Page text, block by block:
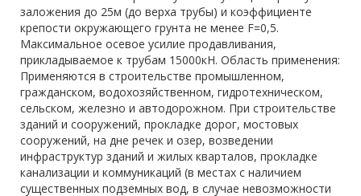
заложения до 25м (до верха трубы) и коэффициенте
крепости окружающего грунта не менее F=0,5.
Максимальное осевое усилие продавливания,
прикладываемое к трубам 15000кН. Область применения:
Применяются в строительстве промышленном,
гражданском, водохозяйственном, гидротехническом,
сельском, железно и автодорожном. При строительстве
зданий и сооружений, прокладке дорог, мостовых
сооружений, на дне речек и озер, возведении
инфраструктур зданий и жилых кварталов, прокладке
канализации и коммуникаций (в местах с наличием
существенных подземных вод, в случае невозможности